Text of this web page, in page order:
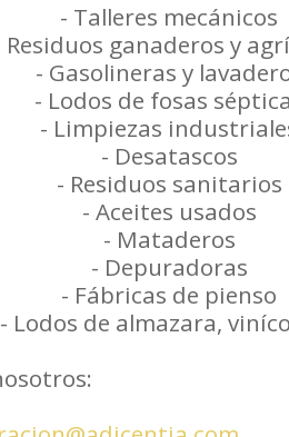
- Talleres mecánicos
Residuos ganaderos y
- Gasolineras y
- Lodos de fosas
- Limpiezas
- Desatascos
- Residuos sanitarios
- Aceites usados
- Mataderos
- Depuradoras
- Fábricas de pienso
- Lodos de almazara,